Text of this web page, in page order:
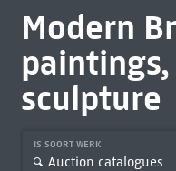
Modern
sculpture
IS SOORT WERK
Auction catalogues